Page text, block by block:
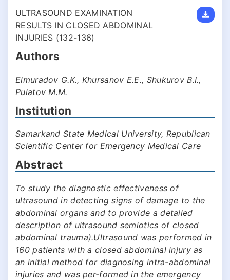
ULTRASOUND EXAMINATION
RESULTS IN CLOSED ABDOMINAL
INJURIES (132-136)
Authors
Elmuradov G.K., Khursanov E.E., Shukurov B.I.,
Pulatov M.M.
Institution
Samarkand State Medical University, Republican
Scientific Center for Emergency Medical Care
Abstract
To study the diagnostic effectiveness of
ultrasound in detecting signs of damage to the
abdominal organs and to provide a detailed
description of ultrasound semiotics of closed
abdominal trauma).Ultrasound was performed in
160 patients with a closed abdominal injury as
an initial method for diagnosing intra-abdominal
injuries and was per-formed in the emergency